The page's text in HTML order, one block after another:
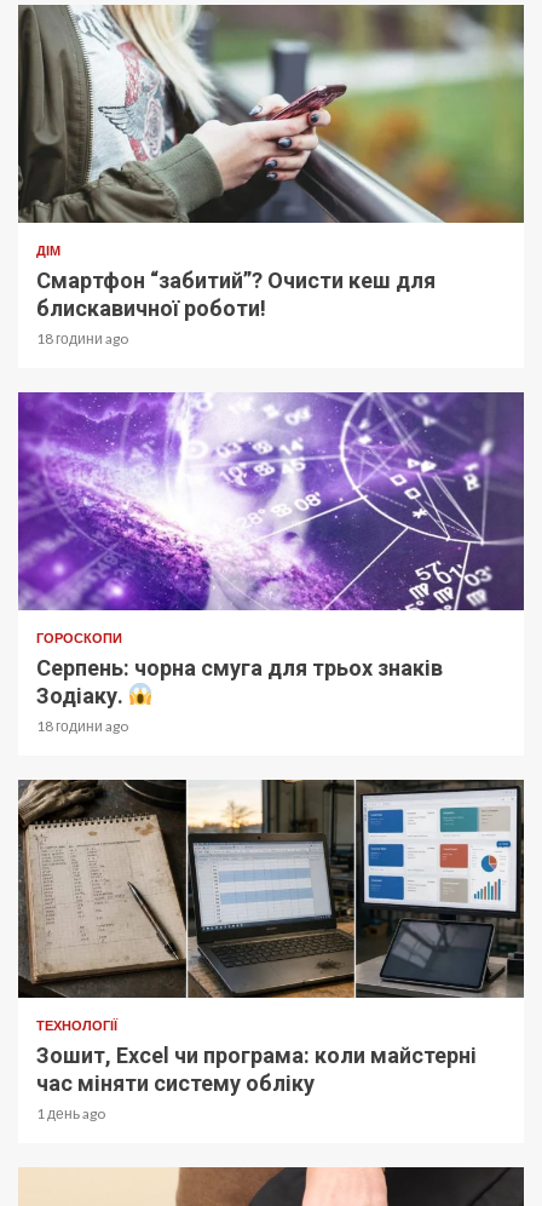
ДІМ
Смартфон “забитий”? Очисти кеш для
блискавичної роботи!
18 години ago
ГОРОСКОПИ
Серпень: чорна смуга для трьох знаків
Зодіаку.
18 години ago
ТЕХНОЛОГІЇ
Зошит, Excel чи програма: коли майстерні
час міняти систему обліку
1 день ago